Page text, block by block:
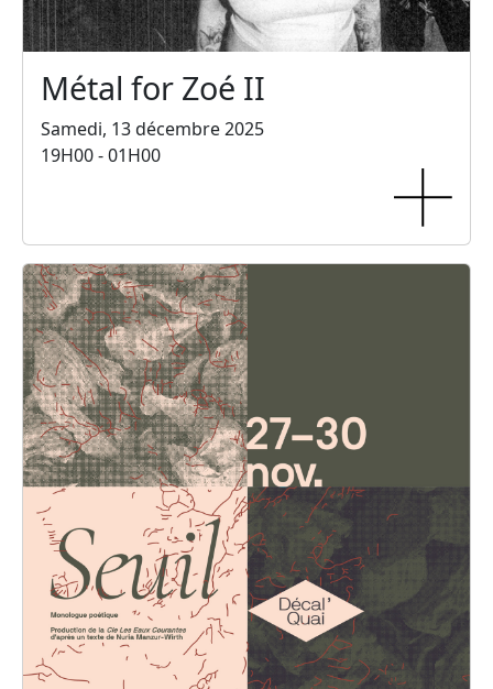
Métal for Zoé II
Samedi, 13 décembre 2025
19H00 - 01H00